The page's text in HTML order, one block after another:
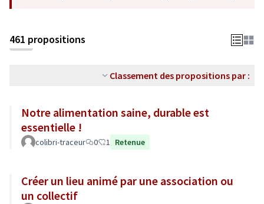
461 propositions
Classement des propositions par :
Notre alimentation saine, durable est
essentielle !
colibri-traceur 0 1 Retenue
Créer un lieu animé par une association ou
un collectif